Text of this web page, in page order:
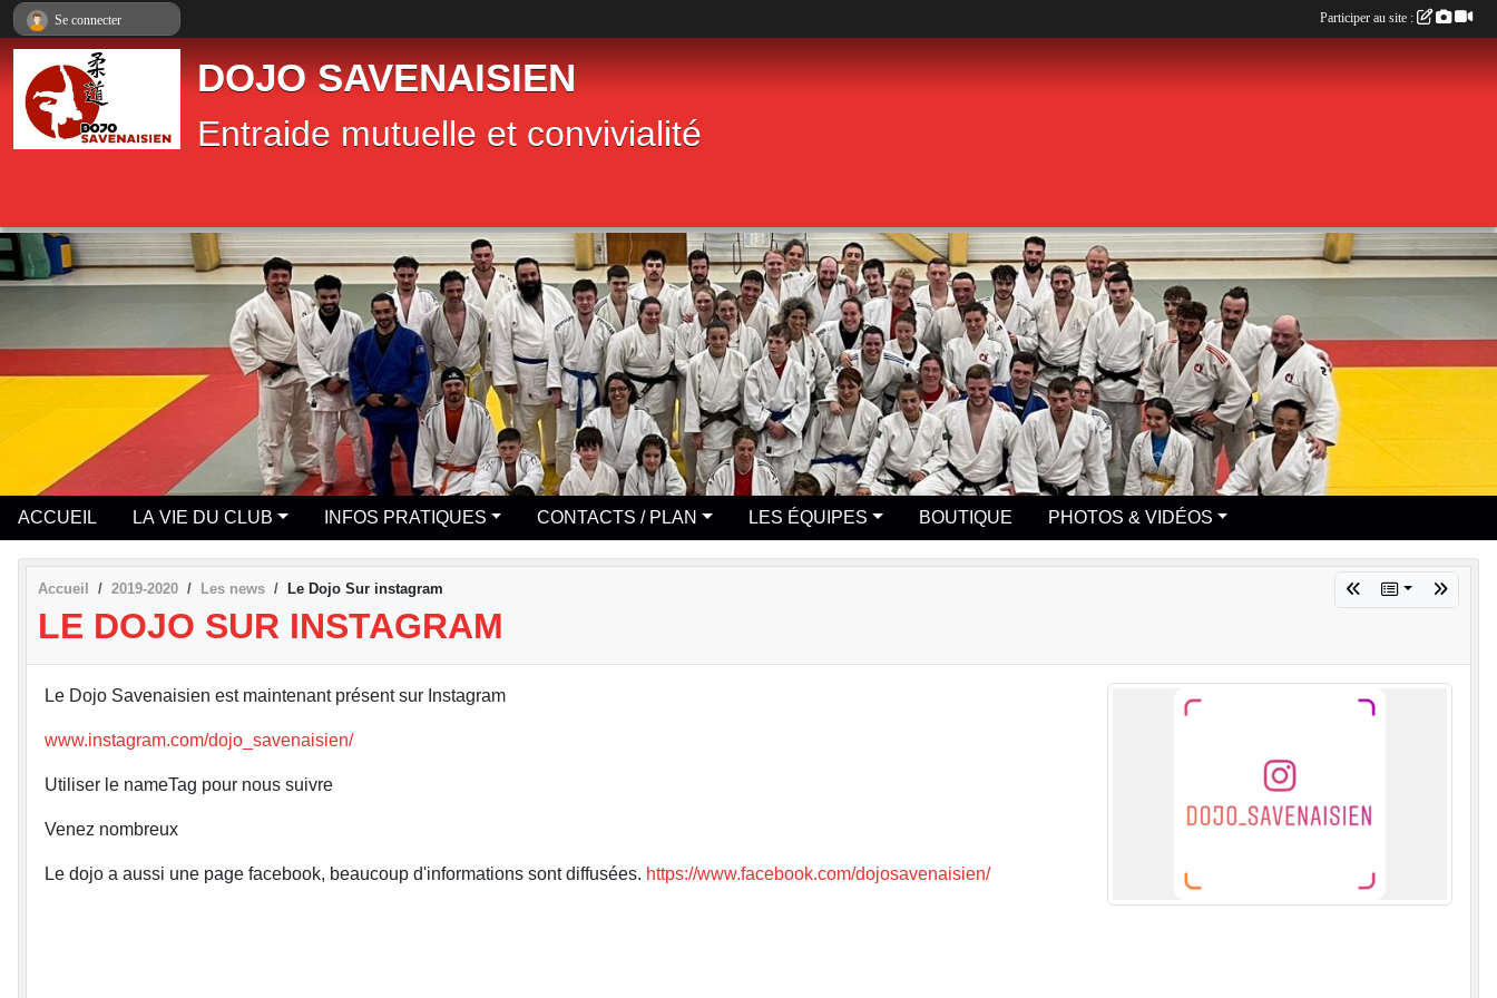
DOJO SAVENAISIEN
Entraide mutuelle et convivialité
ACCUEIL LA VIE DU CLUB INFOS PRATIQUES CONTACTS / PLAN LES ÉQUIPES BOUTIQUE PHOTOS & VIDÉOS
Accueil 2019-2020 Les news Le Dojo Sur instagram
LE DOJO SUR INSTAGRAM
Le Dojo Savenaisien est maintenant présent sur Instagram
www.instagram.com/dojo_savenaisien/
Utiliser le nameTag pour nous suivre
Venez nombreux
Le dojo a aussi une page facebook, beaucoup d'informations sont diffusées. https://www.facebook.com/dojosavenaisien/
Se connecter Participer au site :
Panneau de gestion des cookies